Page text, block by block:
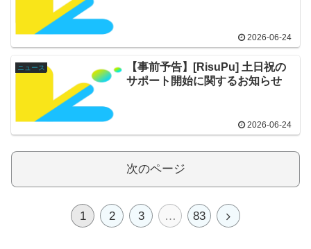
2026-06-24
ニュース
【事前予告】[RisuPu] 土日祝の
サポート開始に関するお知らせ
2026-06-24
次のページ
1 2 3 … 83